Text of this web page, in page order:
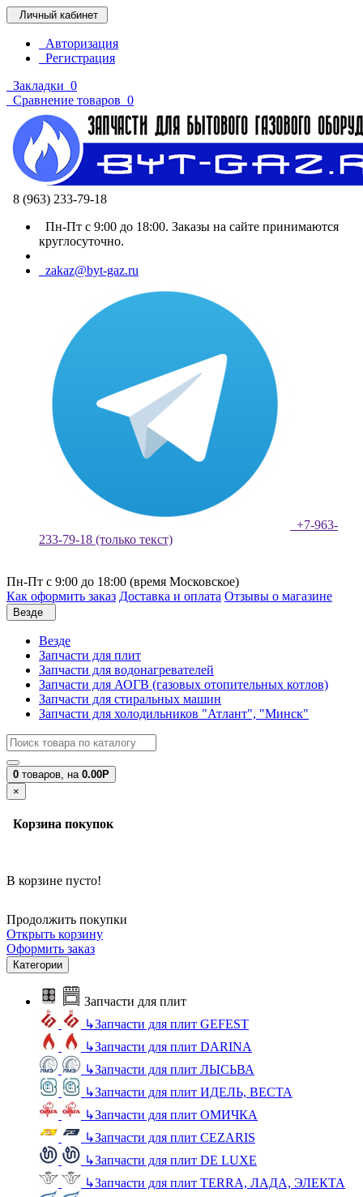
Личный кабинет
Авторизация
Регистрация
Закладки 0
Сравнение товаров 0
8 (963) 233-79-18
Пн-Пт с 9:00 до 18:00. Заказы на сайте принимаются
круглосуточно.
zakaz@byt-gaz.ru
+7-963-
233-79-18 (только текст)
Пн-Пт с 9:00 до 18:00 (время Московское)
Как оформить заказ Доставка и оплата Отзывы о магазине
Везде
Везде
Запчасти для плит
Запчасти для водонагревателей
Запчасти для АОГВ (газовых отопительных котлов)
Запчасти для стиральных машин
Запчасти для холодильников "Атлант", "Минск"
0 товаров, на 0.00Р
×
Корзина покупок
В корзине пусто!
Продолжить покупки
Открыть корзину
Оформить заказ
Категории
Запчасти для плит
↳Запчасти для плит GEFEST
↳Запчасти для плит DARINA
↳Запчасти для плит ЛЫСЬВА
↳Запчасти для плит ИДЕЛЬ, ВЕСТА
↳Запчасти для плит ОМИЧКА
↳Запчасти для плит CEZARIS
↳Запчасти для плит DE LUXE
↳Запчасти для плит TERRA, ЛАДА, ЭЛЕКТА